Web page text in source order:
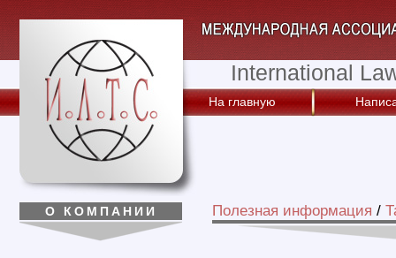
International
На главную
Полезная информация /
О КОМПАНИИ